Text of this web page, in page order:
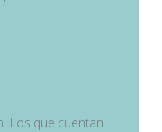
Los que cuentan.